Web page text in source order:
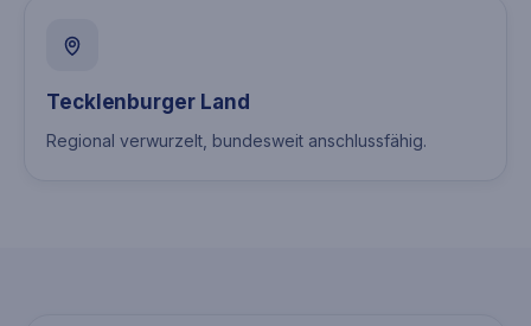
Tecklenburger Land
Regional verwurzelt, bundesweit anschlussfähig.